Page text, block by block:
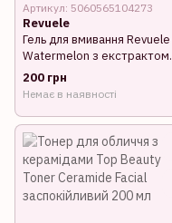
Артикул: 5060565104273
Revuele
Гель для вмивання Revuele
Watermelon з екстрактом
кавуна 250 мл
200 грн
Немає в наявності